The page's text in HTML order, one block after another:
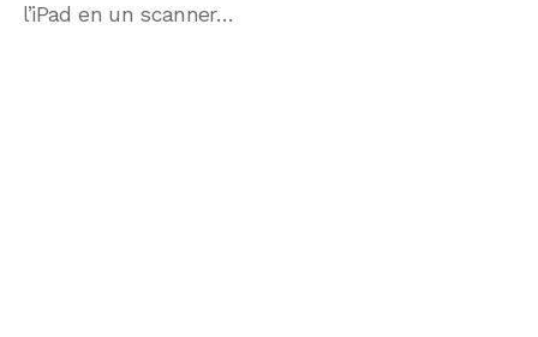
l’iPad en un scanner…